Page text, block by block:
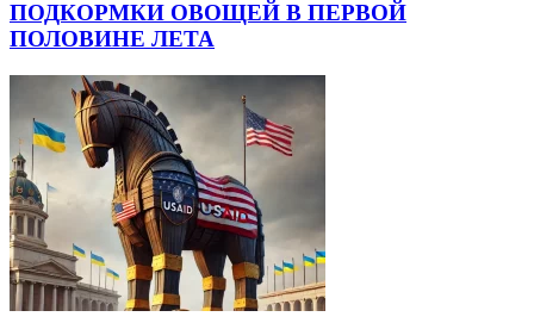
ПОДКОРМКИ ОВОЩЕЙ В ПЕРВОЙ
ПОЛОВИНЕ ЛЕТА